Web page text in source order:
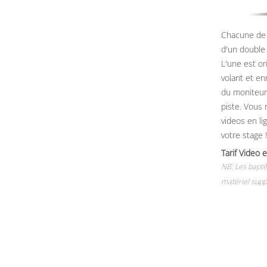
Chacune
d'un
L'une est
volant et
du
piste. Vous
videos en
votre stage !
Tarif Video
NB: Les
matériel